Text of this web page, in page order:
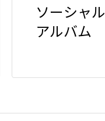
ソーシャル
アルバム